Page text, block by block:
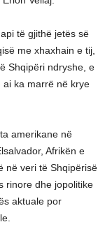
të gjithë jetës së
me xhaxhain e tij,
Shqipëri ndryshe, e
ka marrë në krye
amerikane në
Afrikën e
në veri të Shqipërisë
rinore dhe jopolitike
aktuale por